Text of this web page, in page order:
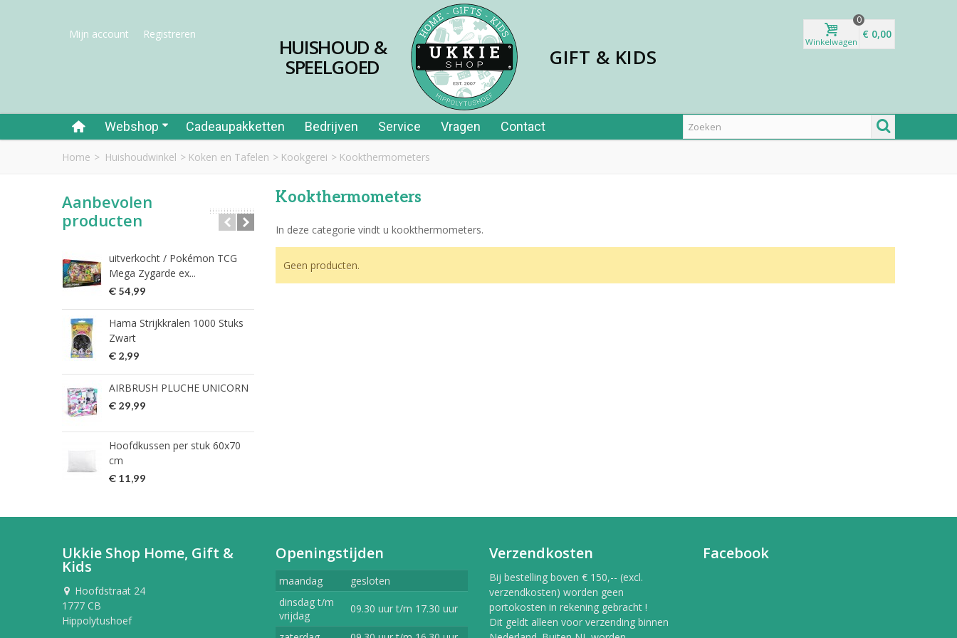
Mijn account Registreren
HUISHOUD &
SPEELGOED GIFT & KIDS
Winkelwagen
0
€ 0,00
Webshop Cadeaupakketten Bedrijven Service Vragen Contact
Home > Huishoudwinkel > Koken en Tafelen > Kookgerei > Kookthermometers
Aanbevolen
producten
uitverkocht / Pokémon TCG
Mega Zygarde ex...
€ 54,99
Hama Strijkkralen 1000 Stuks
Zwart
€ 2,99
AIRBRUSH PLUCHE UNICORN
€ 29,99
Hoofdkussen per stuk 60x70
cm
€ 11,99
Rietjes papier 40st in tube
€ 1,99
Kookthermometers
In deze categorie vindt u kookthermometers.
Geen producten.
Ukkie Shop Home, Gift &
Kids
Hoofdstraat 24
1777 CB
Hippolytushoef
Openingstijden
maandag
gesloten
dinsdag t/m
vrijdag
09.30 uur t/m 17.30 uur
Verzendkosten
Bij bestelling boven € 150,-- (excl.
verzendkosten) worden geen
portokosten in rekening gebracht !
Dit geldt alleen voor verzending binnen
Facebook